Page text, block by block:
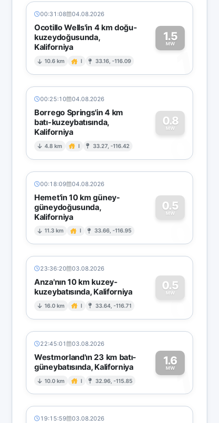
00:31:08 04.08.2026
Ocotillo Wells'in 4 km doğu-
kuzeydoğusunda,
Kaliforniya
10.6 km I 33.16, -116.09
1.5
MW
1
00:25:10 04.08.2026
Borrego Springs'in 4 km
batı-kuzeybatısında,
Kaliforniya
4.8 km I 33.27, -116.42
0.8
MW
0
00:18:09 04.08.2026
Hemet'in 10 km güney-
güneydoğusunda,
Kaliforniya
11.3 km I 33.66, -116.95
0.5
MW
0
23:36:20 03.08.2026
Anza'nın 10 km kuzey-
kuzeybatısında, Kaliforniya
16.0 km I 33.64, -116.71
0.5
MW
0
22:45:01 03.08.2026
Westmorland'ın 23 km batı-
güneybatısında, Kaliforniya
10.0 km I 32.96, -115.85
1.6
MW1
19:15:59 03.08.2026